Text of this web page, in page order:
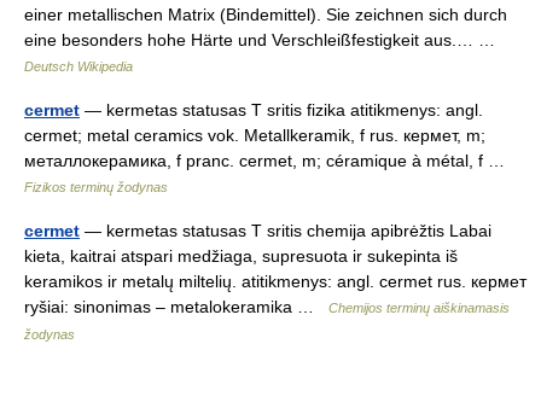
einer metallischen Matrix (Bindemittel). Sie zeichnen sich durch
eine besonders hohe Härte und Verschleißfestigkeit aus.… …
Deutsch Wikipedia
cermet — kermetas statusas T sritis fizika atitikmenys: angl.
cermet; metal ceramics vok. Metallkeramik, f rus. кермет, m;
металлокерамика, f pranc. cermet, m; céramique à métal, f …
Fizikos terminų žodynas
cermet — kermetas statusas T sritis chemija apibrėžtis Labai
kieta, kaitrai atspari medžiaga, supresuota ir sukepinta iš
keramikos ir metalų miltelių. atitikmenys: angl. cermet rus. кермет
ryšiai: sinonimas – metalokeramika …
Chemijos terminų aiškinamasis
žodynas